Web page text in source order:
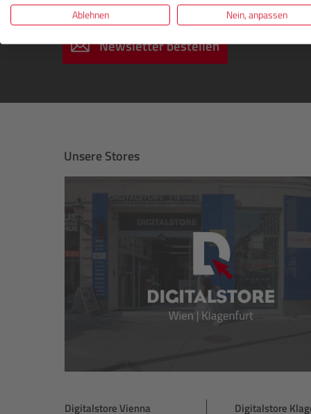
DIGITALSTORE Newsletter abonnieren
Newsletter bestellen
Unsere Stores
Digitalstore Vienna Digitalstore
Ablehnen
Nein, anpassen